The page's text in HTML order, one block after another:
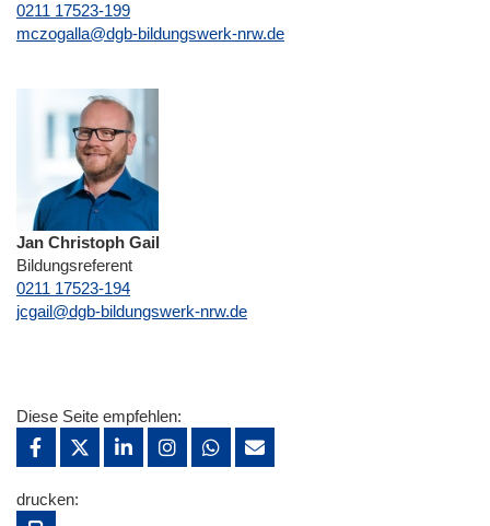
0211 17523-199
E-Mail
mczogalla@dgb-bildungswerk-nrw.de
Jan Christoph Gail
Bildungsreferent
0211 17523-194
E-Mail
jcgail@dgb-bildungswerk-nrw.de
Diese Seite empfehlen:
drucken: